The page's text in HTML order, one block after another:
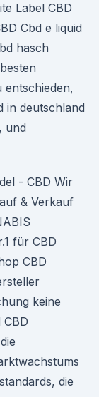
Label CBD
Cbd e liquid
hasch
in deutschland
und
- CBD Wir
& Verkauf
für CBD
CBD
keine
die